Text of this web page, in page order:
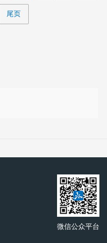
尾页
微信公众平台